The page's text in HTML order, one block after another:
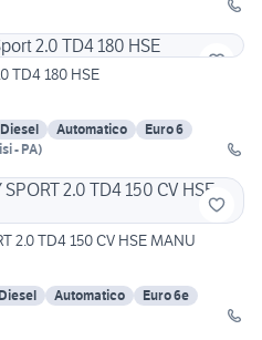
TD4 180 HSE
Diesel Automatico
Euro 6
- PA)
2.0 TD4 150 CV HSE MANU
Diesel Automatico
Euro 6e